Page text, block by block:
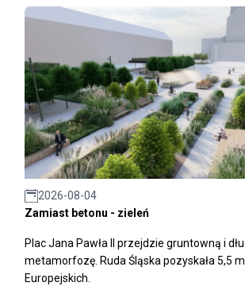
2026-08-04
Zamiast betonu - zieleń
Plac Jana Pawła II przejdzie gruntowną i
metamorfozę. Ruda Śląska pozyskała 5,5
Europejskich.